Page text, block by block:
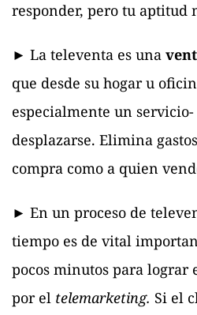
responder, pero tu aptitud
► La televenta es una
que desde su hogar u
especialmente un
desplazarse. Elimina
compra como a quien
► En un proceso de
tiempo es de vital
pocos minutos para lograr
por el telemarketing. Si el